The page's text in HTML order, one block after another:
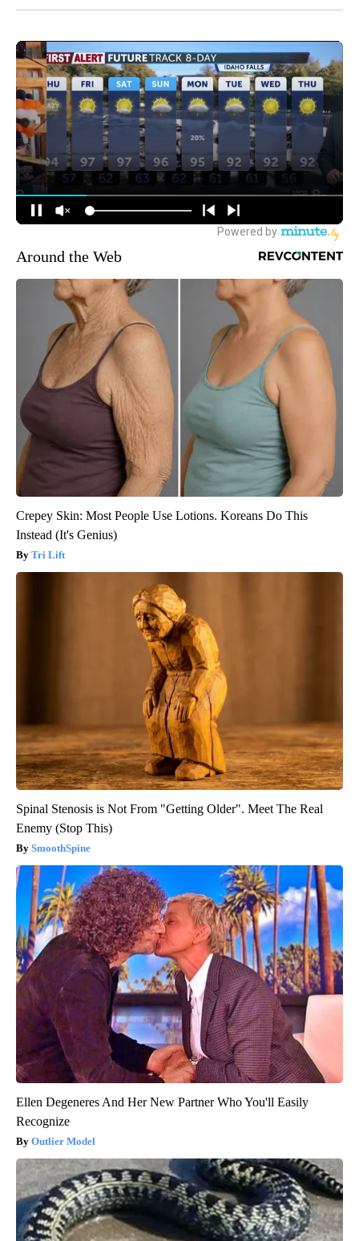
Around the Web
Crepey Skin: Most People Use Lotions. Koreans Do This
Instead (It's Genius)
Tri Lift
Spinal Stenosis is Not From "Getting Older". Meet The Real
Enemy (Stop This)
SmoothSpine
Ellen Degeneres And Her New Partner Who You'll Easily
Recognize
Outlier Model